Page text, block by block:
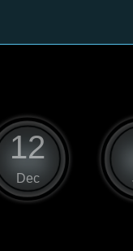
12
Dec